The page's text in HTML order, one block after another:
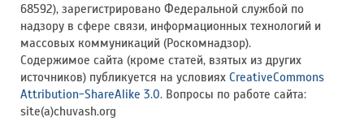
68592), зарегистрировано Федеральной службой по
надзору в сфере связи, информационных технологий и
массовых коммуникаций (Роскомнадзор).
Содержимое сайта (кроме статей, взятых из других
источников) публикуется на условиях CreativeCommons
Attribution-ShareAlike 3.0. Вопросы по работе сайта:
site(a)chuvash.org